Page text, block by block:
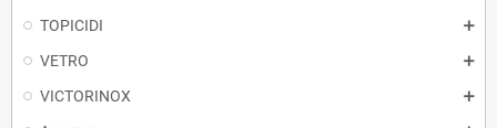
TOPICIDI
VETRO
VICTORINOX